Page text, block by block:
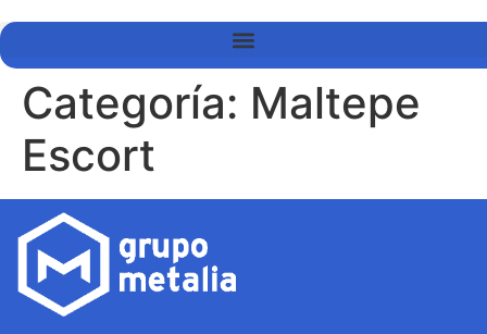
Categoría: Maltepe
Escort